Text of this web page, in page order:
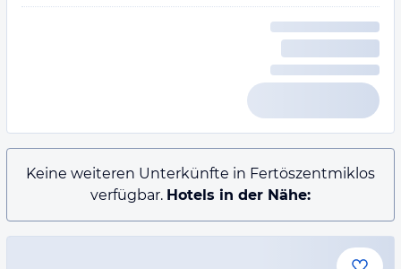
Keine weiteren Unterkünfte in Fertöszentmiklos
verfügbar. Hotels in der Nähe: